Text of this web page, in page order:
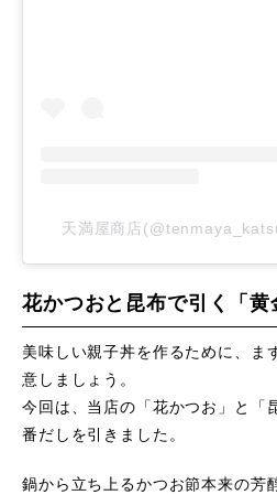
天満屋商店
花かつおと昆布で引く「黄
美味しい親子丼を作るために、ま
意しましょう。
今回は、当店の「花かつお」と「
番だしを引きました。
鍋から立ち上るかつお節本来の芳